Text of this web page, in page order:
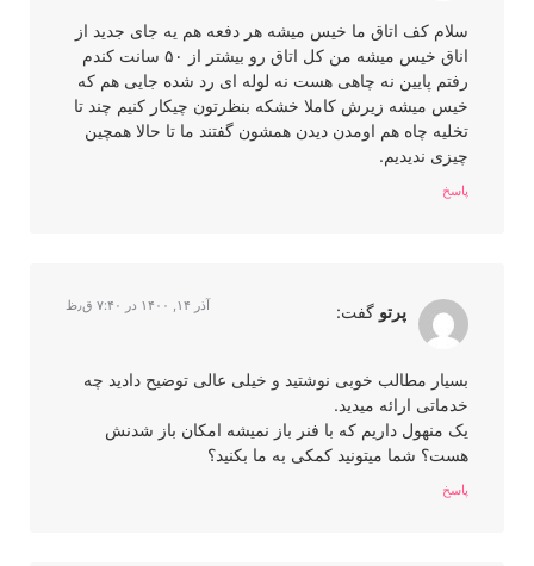
سلام کف اتاق ما خیس میشه هر دفعه هم یه جای جدید از
اناق خیس میشه من کل اتاق رو بیشتر از ۵۰ سانت کندم
رفتم پایین نه چاهی هست نه لوله ای رد شده جایی هم که
خیس میشه زیرش کاملا خشکه بنظرتون چیکار کنیم چند تا
تخلیه چاه هم اومدن دیدن همشون گفتند ما تا حالا همچین
چیزی ندیدیم.
پاسخ
پرتو گفت: آذر ۱۴, ۱۴۰۰ در ۷:۴۰ ق٫ظ
بسیار مطالب خوبی نوشتید و خیلی عالی توضیح دادید چه
خدماتی ارائه میدید.
یک منهول داریم که با فنر باز نمیشه امکان باز شدنش
هست؟ شما میتونید کمکی به ما بکنید؟
پاسخ